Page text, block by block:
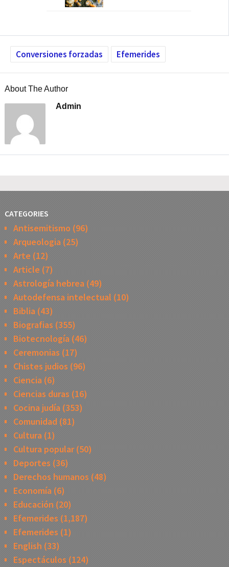
Conversiones forzadas Efemerides
About The Author
Admin
CATEGORIES
Antisemitismo (96)
Arqueologia(25)
Arte (12)
Article (7)
Astrología hebrea(49)
Autodefensa intelectual (10)
Biblia(43)
Biografias (355)
Biotecnología(46)
Ceremonias (17)
Chistes judios (96)
Ciencia(6)
Ciencias duras (16)
Cocina judía(353)
Comunidad(81)
Cultura(1)
Cultura popular(50)
Deportes (36)
Derechos humanos (48)
Economía(6)
Educación (20)
Efemerides (1,187)
Efemerides (1)
English (33)
Espectáculos (124)